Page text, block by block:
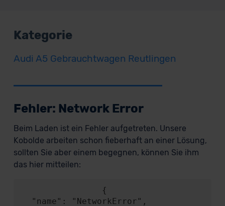
Kategorie
Audi A5 Gebrauchtwagen Reutlingen
Fehler: Network Error
Beim Laden ist ein Fehler aufgetreten. Unsere
Kobolde arbeiten schon fieberhaft an einer Lösung,
sollten Sie aber einem begegnen, können Sie ihm
das hier mitteilen: